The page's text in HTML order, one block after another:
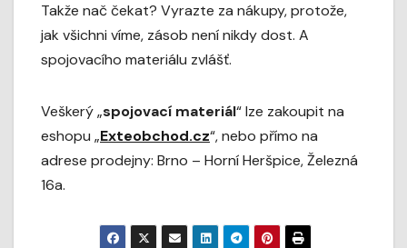
Takže nač čekat? Vyrazte za nákupy, protože,
jak všichni víme, zásob není nikdy dost. A
spojovacího materiálu zvlášť.
Veškerý „spojovací materiál“ lze zakoupit na
eshopu „Exteobchod.cz“, nebo přímo na
adrese prodejny: Brno – Horní Heršpice, Železná
16a.